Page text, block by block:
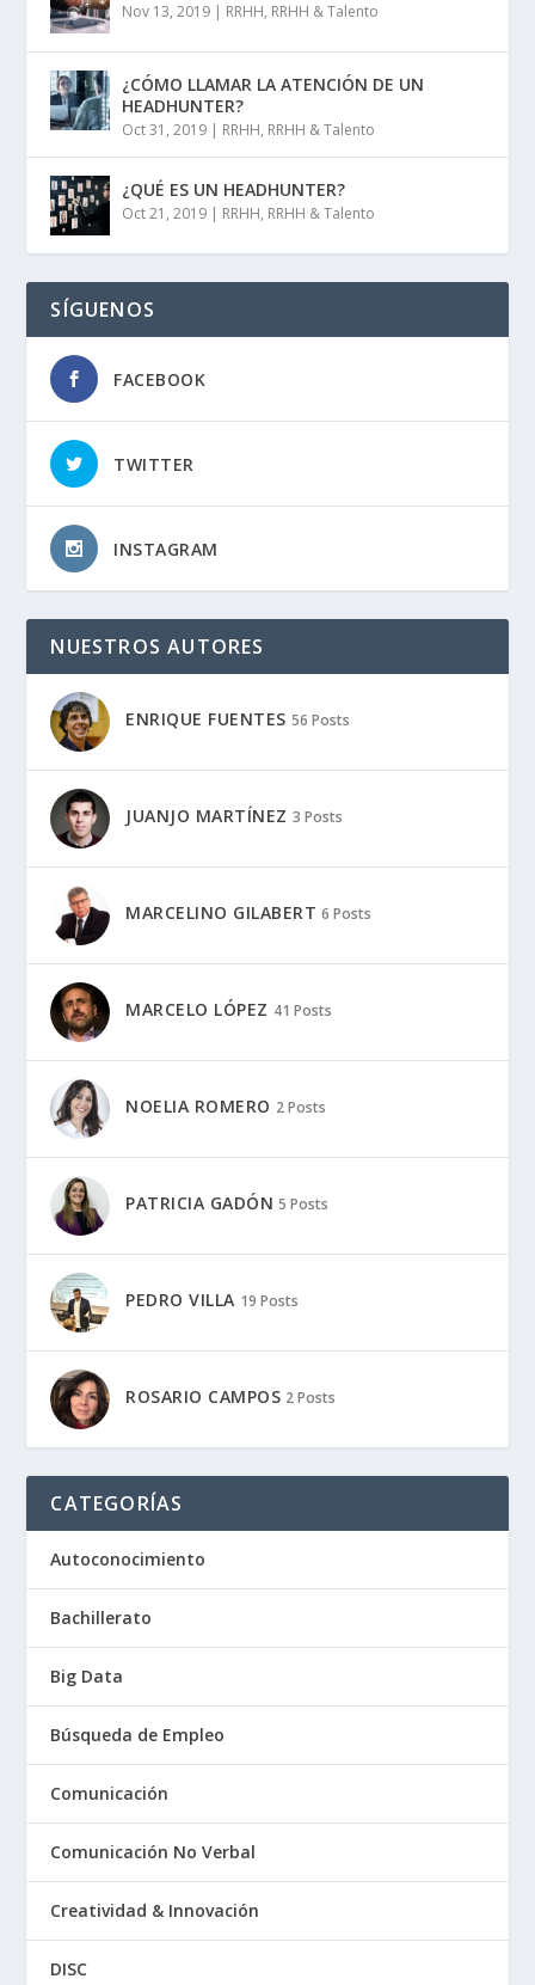
Nov 13, 2019 | RRHH, RRHH & Talento
¿CÓMO LLAMAR LA ATENCIÓN DE UN
HEADHUNTER?
Oct 31, 2019 | RRHH, RRHH & Talento
¿QUÉ ES UN HEADHUNTER?
Oct 21, 2019 | RRHH, RRHH & Talento
SÍGUENOS
FACEBOOK
TWITTER
INSTAGRAM
NUESTROS AUTORES
ENRIQUE FUENTES 56 Posts
JUANJO MARTÍNEZ 3 Posts
MARCELINO GILABERT 6 Posts
MARCELO LÓPEZ 41 Posts
NOELIA ROMERO 2 Posts
PATRICIA GADÓN 5 Posts
PEDRO VILLA 19 Posts
ROSARIO CAMPOS 2 Posts
CATEGORÍAS
Autoconocimiento
Bachillerato
Big Data
Búsqueda de Empleo
Comunicación
Comunicación No Verbal
Creatividad & Innovación
DISC